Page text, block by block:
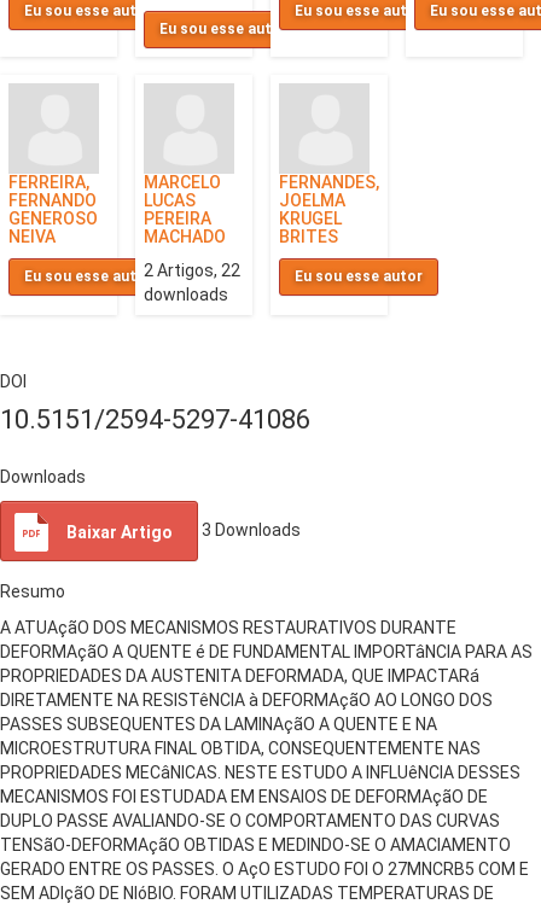
Eu sou esse autor
Eu sou esse autor
Eu sou esse autor Eu sou esse
FERREIRA,
FERNANDO
GENEROSO
NEIVA
Eu sou esse autor
MARCELO
LUCAS
PEREIRA
MACHADO
2 Artigos, 22
downloads
FERNANDES,
JOELMA
KRUGEL
BRITES
Eu sou esse autor
DOI
10.5151/2594-5297-41086
Downloads
Baixar Artigo 3 Downloads
Resumo
A ATUAçãO DOS MECANISMOS RESTAURATIVOS DURANTE
DEFORMAçãO A QUENTE é DE FUNDAMENTAL IMPORTâNCIA PARA AS
PROPRIEDADES DA AUSTENITA DEFORMADA, QUE IMPACTARá
DIRETAMENTE NA RESISTêNCIA à DEFORMAçãO AO LONGO DOS
PASSES SUBSEQUENTES DA LAMINAçãO A QUENTE E NA
MICROESTRUTURA FINAL OBTIDA, CONSEQUENTEMENTE NAS
PROPRIEDADES MECâNICAS. NESTE ESTUDO A INFLUêNCIA DESSES
MECANISMOS FOI ESTUDADA EM ENSAIOS DE DEFORMAçãO DE
DUPLO PASSE AVALIANDO-SE O COMPORTAMENTO DAS CURVAS
TENSãO-DEFORMAçãO OBTIDAS E MEDINDO-SE O AMACIAMENTO
GERADO ENTRE OS PASSES. O AçO ESTUDO FOI O 27MNCRB5 COM E
SEM ADIçãO DE NIóBIO. FORAM UTILIZADAS TEMPERATURAS DE